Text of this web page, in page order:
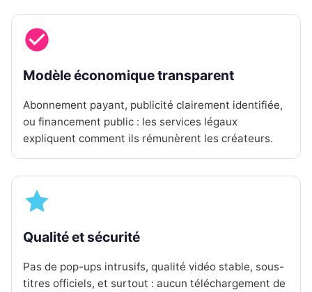
Modèle économique transparent
Abonnement payant, publicité clairement identifiée,
ou financement public : les services légaux
expliquent comment ils rémunèrent les créateurs.
Qualité et sécurité
Pas de pop-ups intrusifs, qualité vidéo stable, sous-
titres officiels, et surtout : aucun téléchargement de